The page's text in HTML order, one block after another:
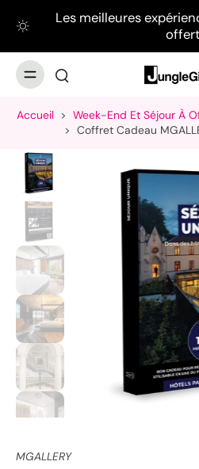
Les meilleures
Accueil > Week-End Et Séjour À
> Coffret Cadeau
MGALLERY